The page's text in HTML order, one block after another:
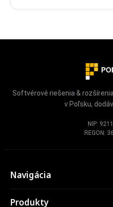
Softvérové riešenia &
v Poľsku,
NIP:
REGON:
Navigácia
Produkty